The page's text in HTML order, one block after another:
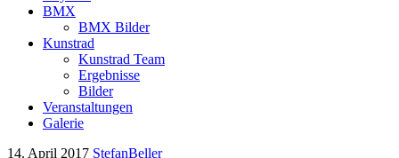
BMX
BMX Bilder
Kunstrad
Kunstrad Team
Ergebnisse
Bilder
Veranstaltungen
Galerie
14. April 2017 StefanBeller